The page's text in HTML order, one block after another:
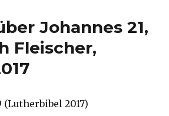
Johannes 21,
Fleischer,
(Lutherbibel 2017)